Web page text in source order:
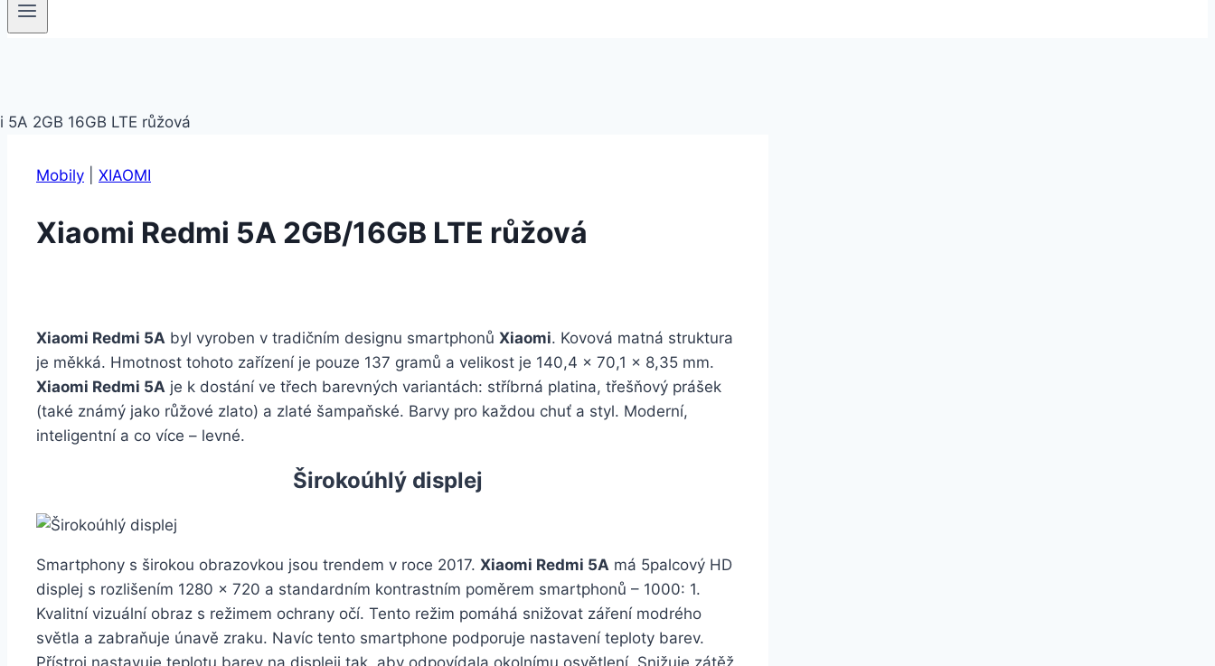
Mobily XIAOMI
Xiaomi Redmi 5A 2GB/16GB LTE růžová
Xiaomi Redmi 5A byl vyroben v tradičním designu smartphonů Xiaomi. Kovová matná struktura
je měkká. Hmotnost tohoto zařízení je pouze 137 gramů a velikost je 140,4 × 70,1 × 8,35 mm.
Xiaomi Redmi 5A je k dostání ve třech barevných variantách: stříbrná platina, třešňový prášek
(také známý jako růžové zlato) a zlaté šampaňské. Barvy pro každou chuť a styl. Moderní,
inteligentní a co více – levné.
Širokoúhlý displej
Smartphony s širokou obrazovkou jsou trendem v roce 2017. Xiaomi Redmi 5A má 5palcový HD
displej s rozlišením 1280 × 720 a standardním kontrastním poměrem smartphonů – 1000: 1.
Kvalitní vizuální obraz s režimem ochrany očí. Tento režim pomáhá snižovat záření modrého
světla a zabraňuje únavě zraku. Navíc tento smartphone podporuje nastavení teploty barev.
Přístroj nastavuje teplotu barev na displeji tak, aby odpovídala okolnímu osvětlení. Snižuje zátěž